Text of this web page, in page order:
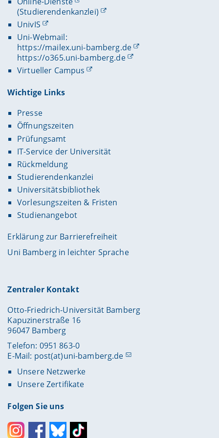
Maßnahmen zur Beseitigung dieser Mängel
vorschlagen und auf deren Durchführung
hinwirken,
Ursachen von Arbeitsunfällen untersuchen, die
Untersuchungsergebnisse erfassen und
auswerten und Maßnahmen zur Verhütung
dieser Arbeitsunfälle vorschlagen,
Beschäftigten den Anforderungen des
entsprechend verhalten; inbesondere sind die
Beschäftigten zu belehren über Unfall- und
Gesundheitsgefahren, denen sie bei der Arbeit
ausgesetzt sind, sowie über Einrichtungen und
Maßnahmen zur Abwendung dieser Gefahren.
(Studierendenkanzlei)
UnivIS
Uni-Webmail:
https://mailex.uni-bamberg.de
https://o365.uni-bamberg.de
Virtueller Campus
Wichtige Links
Presse
Öffnungszeiten
Prüfungsamt
IT-Service der Universität
Rückmeldung
Studierendenkanzlei
Universitätsbibliothek
Vorlesungszeiten & Fristen
Studienangebot
Erklärung zur Barrierefreiheit
Uni Bamberg in leichter Sprache
Zentraler Kontakt
Otto-Friedrich-Universität Bamberg
Kapuzinerstraße 16
96047 Bamberg
Telefon: 0951 863-0
E-Mail: post(at)uni-bamberg.de
Unsere Netzwerke
Unsere Zertifikate
Folgen Sie uns